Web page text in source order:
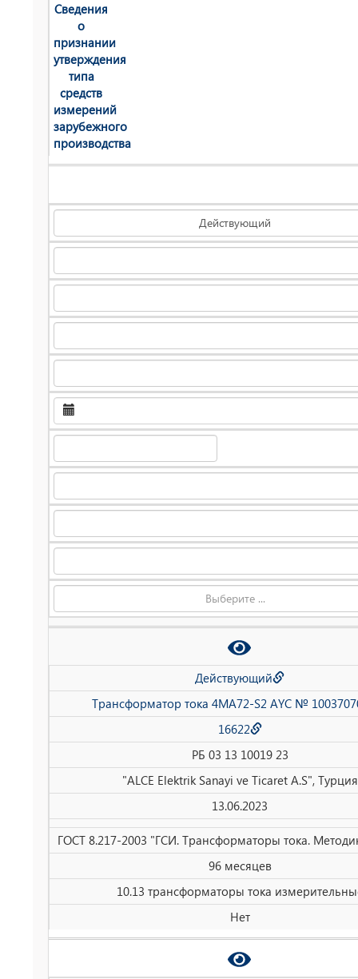
Сведения
о
признании
утверждения
типа
средств
измерений
зарубежного
производства
Действующий
Выберите ...
Действующий
Трансформатор тока 4MA72-S2 AYC №
16622
РБ 03 13 10019 23
"ALCE Elektrik Sanayi ve Ticaret A.S", Турция
13.06.2023
ГОСТ 8.217-2003 "ГСИ. Трансформаторы тока.
96 месяцев
10.13 трансформаторы тока
Нет